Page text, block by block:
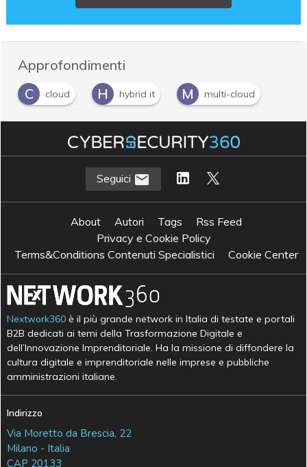
Approfondimenti
C
cloud H hybrid it M multi-cloud
S SD-WAN
Seguici
About Autori Tags
Rss Feed
Privacy e Cookie Policy
Terms&Conditions Contenuti Specialistici
Cookie Center
Nextwork360 è il più grande network in Italia di testate e portali
B2B dedicati ai temi della Trasformazione Digitale e
dell’Innovazione Imprenditoriale. Ha la missione di diffondere la
cultura digitale e imprenditoriale nelle imprese e pubbliche
amministrazioni italiane.
Indirizzo
Via Moretto da Brescia, 22
Milano - Italia
CAP 20133